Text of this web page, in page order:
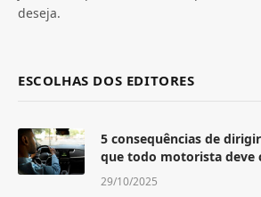
deseja.
ESCOLHAS DOS EDITORES
5 consequências de
que todo motorista deve
29/10/2025